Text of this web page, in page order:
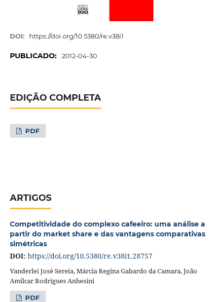
DOI: https://doi.org/10.5380/re.v38i1
PUBLICADO: 2012-04-30
EDIÇÃO COMPLETA
PDF
ARTIGOS
Competitividade do complexo cafeeiro: uma análise a
partir do market share e das vantagens comparativas
simétricas
DOI: https://doi.org/10.5380/re.v38i1.28757
Vanderlei José Sereia, Márcia Regina Gabardo da Camara, João
Amilcar Rodrigues Anhesini
PDF